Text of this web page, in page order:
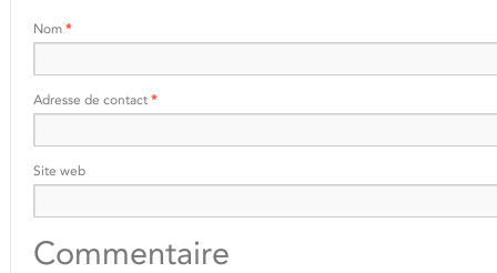
Nom *
Adresse de contact *
Site web
Commentaire